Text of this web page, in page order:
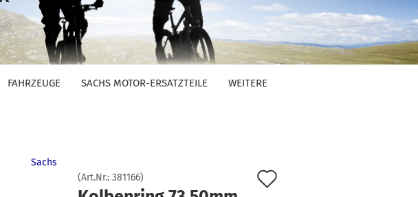
FAHRZEUGE SACHS MOTOR-ERSATZTEILE WEITERE
Sachs
(Art.Nr.: 381166)